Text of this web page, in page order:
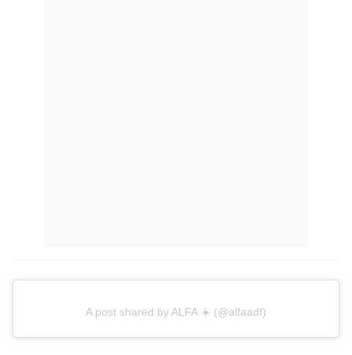
A post shared by ALFA ☀️ (@alfaadf)